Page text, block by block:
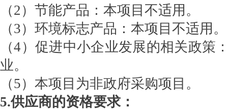
（2）节能产品：本项目不适用。
（3）环境标志产品：本项目不适用。
（4）促进中小企业发展的相关政策
业。
（5）本项目为非政府采购项目。
5.供应商的资格要求：